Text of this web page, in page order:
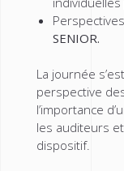
SENIOR.
La journée
perspective
l’importance
les auditeurs
dispositif.